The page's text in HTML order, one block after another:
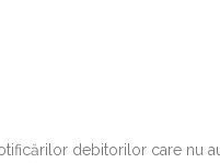
debitorilor care nu